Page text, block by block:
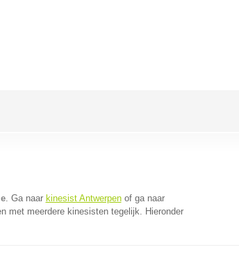
. Ga naar kinesist Antwerpenof ga naar
met meerdere kinesisten tegelijk. Hieronder